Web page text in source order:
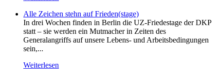
Alle Zeichen stehn auf Frieden(stage)
In drei Wochen finden in Berlin die UZ-Friedestage der DKP
statt – sie werden ein Mutmacher in Zeiten des
Generalangriffs auf unsere Lebens- und Arbeitsbedingungen
sein,...
Weiterlesen